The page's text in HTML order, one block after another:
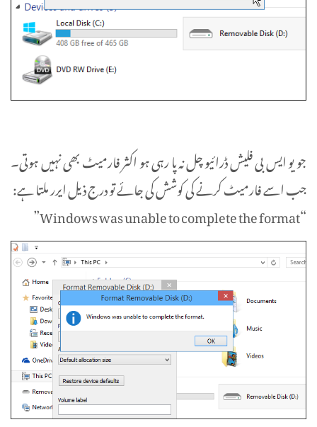
جو یو ایس بی فلیش ڈرائیو چل نہ پا رہی ہو اکثر فارمیٹ بھی نہیں ہوتی۔
جب اسے فارمیٹ کرنے کی کوشش کی جائے تو درج ذیل ایرر ملتا ہے:
“Windows was unable to complete the format”